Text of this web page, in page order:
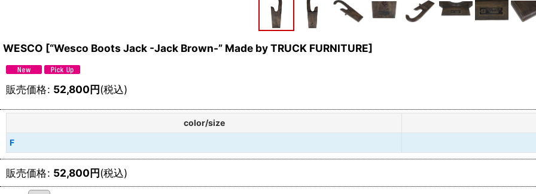
WESCO [“Wesco Boots Jack -Jack Brown-” Made by TRUCK FURNITURE]
販売価格: 52,800円(税込)
color/size
F
販売価格: 52,800円(税込)